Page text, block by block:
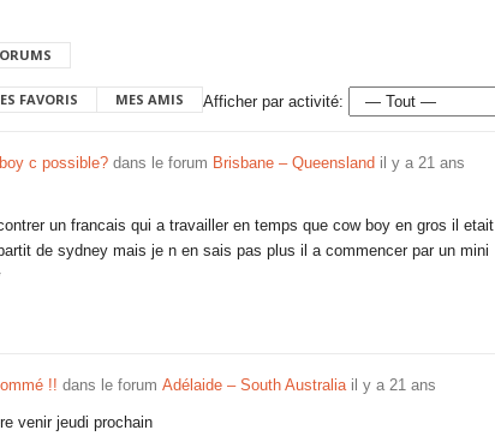
FAVORIS MES AMIS Afficher par activité:
c possible? dans le forum Brisbane – Queensland il y a 21 ans
un francais qui a travailler en temps que cow boy en gros il etait
de sydney mais je n en sais pas plus il a commencer par un mini
!! dans le forum Adélaide – South Australia il y a 21 ans
venir jeudi prochain